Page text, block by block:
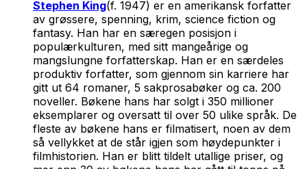
Stephen King(f. 1947) er en amerikansk forfatter
av grøssere, spenning, krim, science fiction og
fantasy. Han har en særegen posisjon i
populærkulturen, med sitt mangeårige og
mangslungne forfatterskap. Han er en særdeles
produktiv forfatter, som gjennom sin karriere har
gitt ut 64 romaner, 5 sakprosabøker og ca. 200
noveller. Bøkene hans har solgt i 350 millioner
eksemplarer og oversatt til over 50 ulike språk. De
fleste av bøkene hans er filmatisert, noen av dem
så vellykket at de står igjen som høydepunkter i
filmhistorien. Han er blitt tildelt utallige priser, og